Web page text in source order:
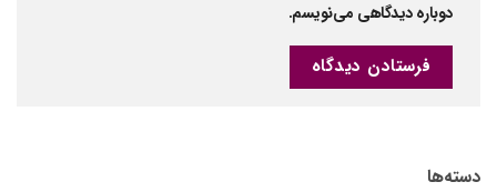
دوباره دیدگاهی می‌نویسم.
دسته‌ها